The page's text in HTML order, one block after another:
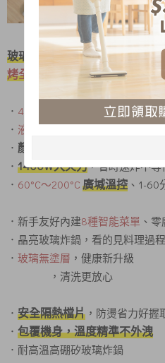
玻璃無塗層，健康新升級、清
烤全雞也不成問題!
． 4.5L大容量、料理更多元
． 液晶顯示面板
． 顏值開掛 通透可視 !
． 1400W大火力，省時速炸不等
． 60°C〜200°C 廣堿溫控 、1-60
．新手友好內建8種智能菜單 、
．晶亮玻璃炸鍋，看的見料理過程
． 玻璃無塗層 ，健康新升級
，清洗更放心
． 安全隔熱檔片 ，防燙省力好握
． 包覆機身，溫度精準不外洩
．耐高溫高硼矽玻璃炸鍋